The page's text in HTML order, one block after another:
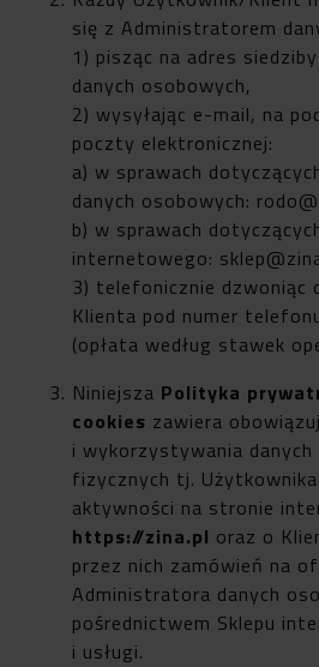
się z Administratorem
1) pisząc na adres
danych osobowych,
2) wysyłając e-mail, na
poczty elektronicznej:
a) w sprawach
danych osobowych:
b) w sprawach
internetowego:
3) telefonicznie dzwoniąc
Klienta pod numer
(opłata według stawek
Niniejsza Polityka
cookies zawiera
i wykorzystywania danych
fizycznych tj.
aktywności na stronie
https://zina.pl oraz o
przez nich zamówień na
Administratora danych
pośrednictwem Sklepu
i usługi.